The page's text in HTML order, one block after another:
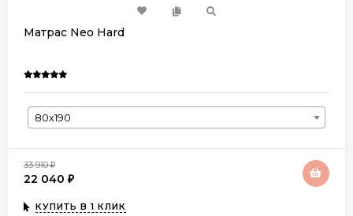
Матрас Neo Hard
80х190
33 910₽
22 040 ₽
КУПИТЬ В 1 КЛИК